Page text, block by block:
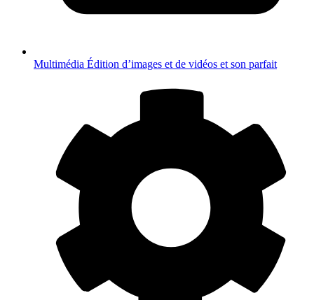
Multimédia Édition d’images et de vidéos et son parfait